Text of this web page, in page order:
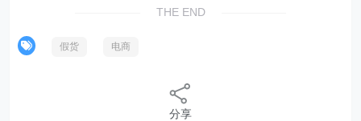
THE END
假货 电商
分享